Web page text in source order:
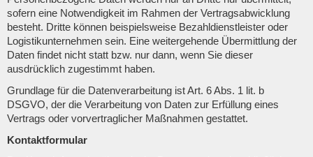
sofern eine Notwendigkeit im Rahmen der Vertragsabwicklung
besteht. Dritte können beispielsweise Bezahldienstleister oder
Logistikunternehmen sein. Eine weitergehende Übermittlung der
Daten findet nicht statt bzw. nur dann, wenn Sie dieser
ausdrücklich zugestimmt haben.
Grundlage für die Datenverarbeitung ist Art. 6 Abs. 1 lit. b
DSGVO, der die Verarbeitung von Daten zur Erfüllung eines
Vertrags oder vorvertraglicher Maßnahmen gestattet.
Kontaktformular